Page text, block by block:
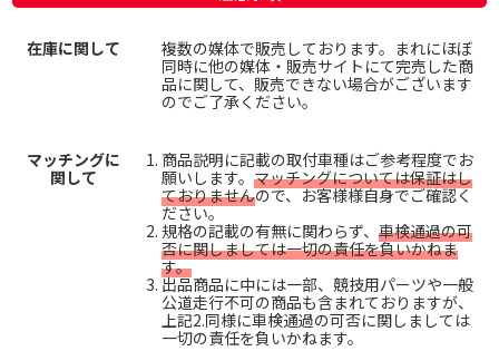
在庫に関して
複数の媒体で販売しております。まれにほぼ
同時に他の媒体・販売サイトにて完売した商
品に関して、販売できない場合がございます
のでご了承ください。
マッチングに
関して
商品説明に記載の取付車種はご参考程度でお
願いします。 マッチングについては保証はし
ておりませんので、お客様様自身でご確認く
ださい。
規格の記載の有無に関わらず、 車検通過の可
否に関しましては一切の責任を負いかねま
す。
出品商品に中には一部、競技用パーツや一般
公道走行不可の商品も含まれておりますが、
上記2.同様に車検通過の可否に関しましては
一切の責任を負いかねます。